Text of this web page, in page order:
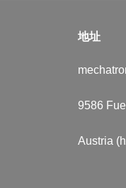
​地址
9586
Austria